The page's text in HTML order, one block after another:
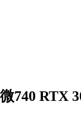
740 RTX